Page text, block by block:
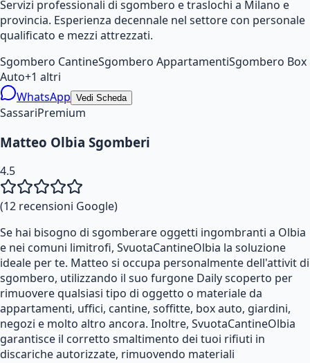
Servizi professionali di sgombero e traslochi a Milano e
provincia. Esperienza decennale nel settore con personale
qualificato e mezzi attrezzati.
Sgombero CantineSgombero AppartamentiSgombero Box
Auto+1 altri
WhatsApp Vedi Scheda
SassariPremium
Matteo Olbia Sgomberi
4.5
(12 recensioni Google)
Se hai bisogno di sgomberare oggetti ingombranti a Olbia
e nei comuni limitrofi, SvuotaCantineOlbia la soluzione
ideale per te. Matteo si occupa personalmente dell'attivit di
sgombero, utilizzando il suo furgone Daily scoperto per
rimuovere qualsiasi tipo di oggetto o materiale da
appartamenti, uffici, cantine, soffitte, box auto, giardini,
negozi e molto altro ancora. Inoltre, SvuotaCantineOlbia
garantisce il corretto smaltimento dei tuoi rifiuti in
discariche autorizzate, rimuovendo materiali